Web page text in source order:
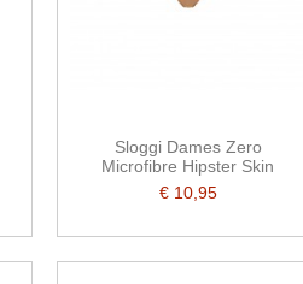
Sloggi Dames Zero
Microfibre Hipster Skin
€ 10,95